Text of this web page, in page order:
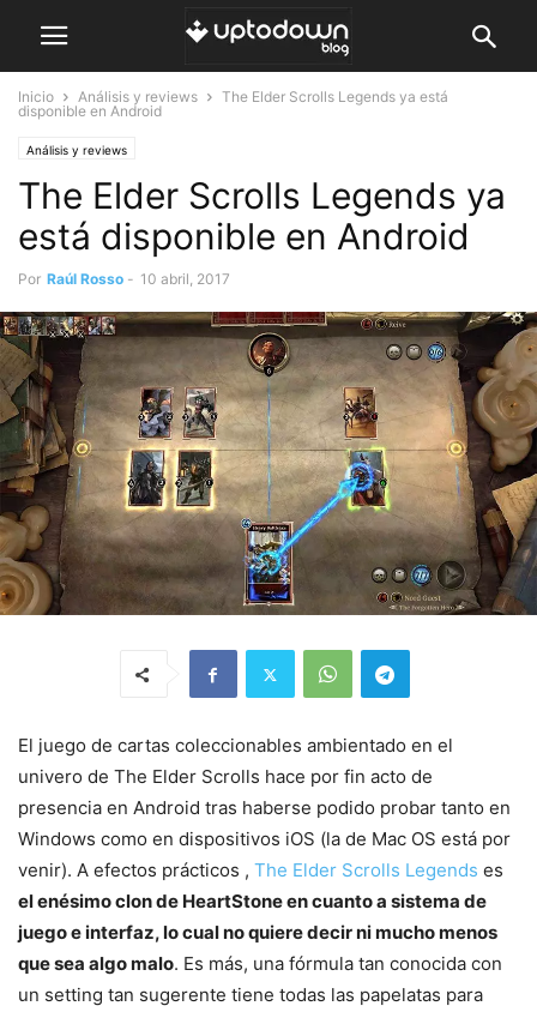
Inicio Análisis y reviews
The Elder Scrolls Legends ya está
disponible en Android
Análisis y reviews
The Elder Scrolls Legends ya
está disponible en Android
Por Raúl Rosso - 10 abril, 2017
El juego de cartas coleccionables ambientado en el
univero de The Elder Scrolls hace por fin acto de
presencia en Android tras haberse podido probar tanto en
Windows como en dispositivos iOS (la de Mac OS está por
venir). A efectos prácticos , The Elder Scrolls Legends es
el enésimo clon de HeartStone en cuanto a sistema de
juego e interfaz, lo cual no quiere decir ni mucho menos
que sea algo malo. Es más, una fórmula tan conocida con
un setting tan sugerente tiene todas las papelatas para